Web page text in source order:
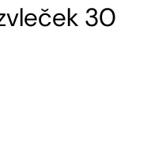
30